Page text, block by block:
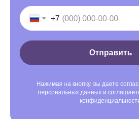
+7
Отправить
Нажимая на кнопку, вы даете
персональных данных и